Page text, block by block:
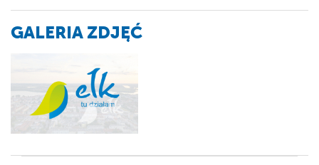
GALERIA ZDJĘĆ